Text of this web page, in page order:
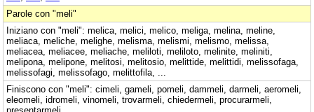
Parole con "meli"
Iniziano con "meli": melica, melici, melico, meliga, melina, meline,
meliaca, meliche, melighe, melisma, melismi, melismo, melissa,
meliacea, meliacee, meliache, meliloti, meliloto, melinite, meliniti,
melipona, melipone, melitosi, melitosio, melittide, melittidi, melissofaga,
melissofagi, melissofago, melittofila, ...
Finiscono con "meli": cimeli, gameli, pomeli, dammeli, darmeli, aeromeli,
eleomeli, idromeli, vinomeli, trovarmeli, chiedermeli, procurarmeli,
presentarmeli.